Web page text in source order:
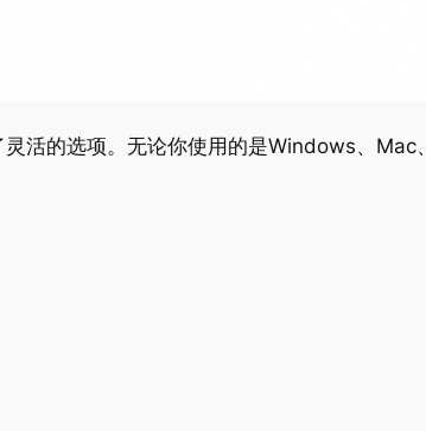
活的选项。无论你使用的是Windows、Mac